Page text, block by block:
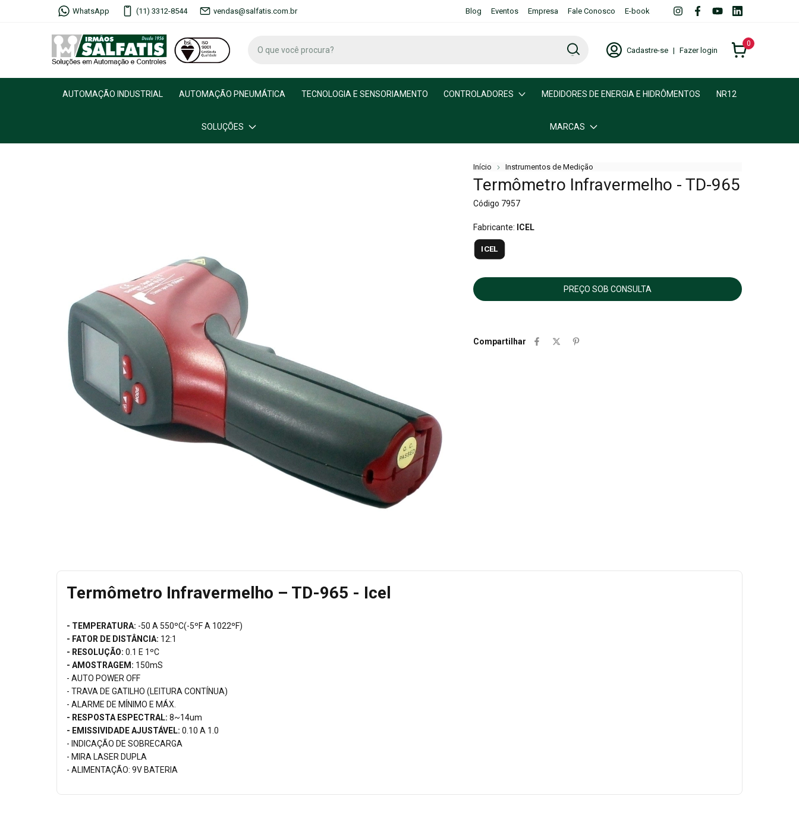
WhatsApp (11) 3312-8544 vendas@salfatis.com.br Blog Eventos Empresa Fale Conosco E-book
Cadastre-se | Fazer login
0
AUTOMAÇÃO INDUSTRIAL AUTOMAÇÃO PNEUMÁTICA TECNOLOGIA E SENSORIAMENTO CONTROLADORES MEDIDORES DE ENERGIA E HIDRÔMENTOS NR12
SOLUÇÕES MARCAS
Início Instrumentos de Medição
Termômetro Infravermelho - TD-965
Código 7957
Fabricante: ICEL
ICEL
Compartilhar
Termômetro Infravermelho – TD-965 - Icel
- TEMPERATURA: -50 A 550ºC(-5ºF A 1022ºF)
- FATOR DE DISTÂNCIA: 12:1
- RESOLUÇÃO: 0.1 E 1ºC
- AMOSTRAGEM: 150mS
- AUTO POWER OFF
- TRAVA DE GATILHO (LEITURA CONTÍNUA)
- ALARME DE MÍNIMO E MÁX.
- RESPOSTA ESPECTRAL: 8~14um
- EMISSIVIDADE AJUSTÁVEL: 0.10 A 1.0
- INDICAÇÃO DE SOBRECARGA
- MIRA LASER DUPLA
- ALIMENTAÇÃO: 9V BATERIA